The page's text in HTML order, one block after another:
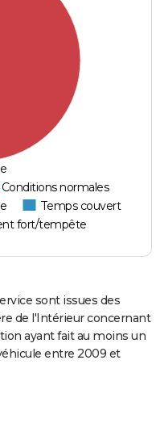
Conditions normales
Temps couvert
fort/tempête
sont issues des
de l'Intérieur concernant
ayant fait au moins un
entre 2009 et